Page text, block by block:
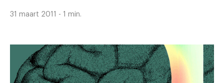
31 maart 2011 - 1 min.